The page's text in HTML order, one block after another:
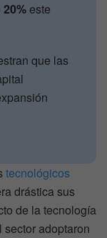
20%este
que las
tecnológicos
drástica sus
de la tecnología
adoptaron